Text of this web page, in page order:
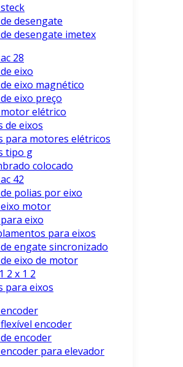
desengate
desengate imetex
28
eixo
eixo magnético
eixo preço
elétrico
de eixos
para motores elétricos
tipo g
colocado
42
polias por eixo
motor
eixo
para eixos
engate sincronizado
eixo de motor
2 x 1 2
para eixos
encoder
encoder
para elevador